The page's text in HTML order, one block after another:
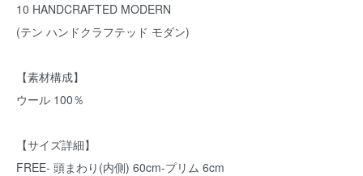
10 HANDCRAFTED MODERN
(テン ハンドクラフテッド モダン)
【素材構成】
ウール 100％
【サイズ詳細】
FREE- 頭まわり(内側) 60cm-プリム 6cm